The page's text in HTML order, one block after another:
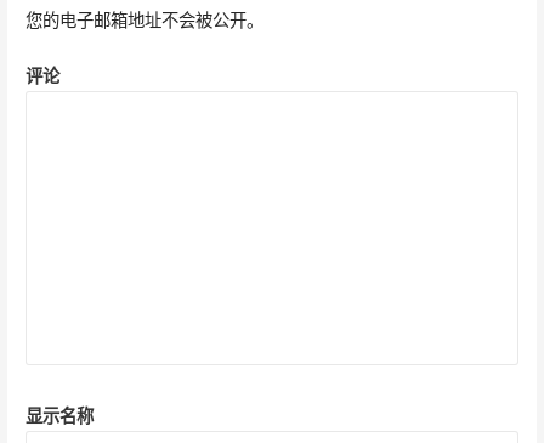
您的电子邮箱地址不会被公开。
评论
显示名称